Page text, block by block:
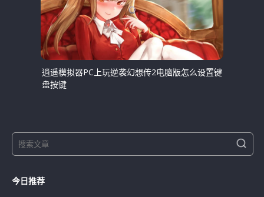
逍遥模拟器PC上玩逆袭幻想传2电脑版怎么设置键
盘按键
e
r
S
e
今日推荐